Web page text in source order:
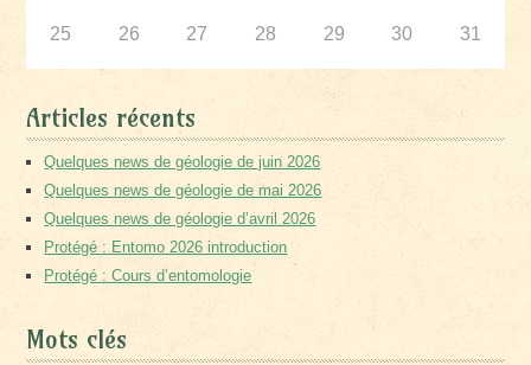
25 26 27 28 29 30 31
Articles récents
Quelques news de géologie de juin 2026
Quelques news de géologie de mai 2026
Quelques news de géologie d’avril 2026
Protégé : Entomo 2026 introduction
Protégé : Cours d’entomologie
Mots clés